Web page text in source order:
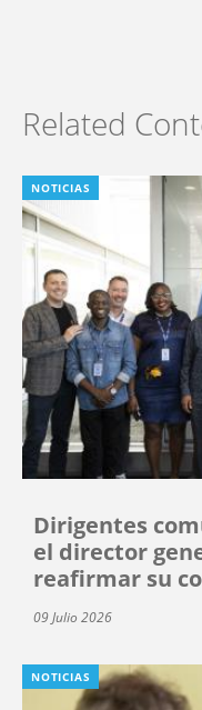
Related
NOTICIAS
Dirigentes
el director
reafirmar su
09 Julio 2026
NOTICIAS